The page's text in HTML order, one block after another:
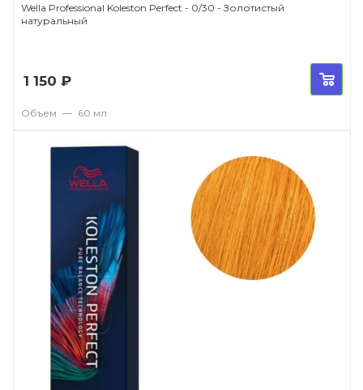
Wella Professional Koleston Perfect - 0/30 - Золотистый
натуральный
1 150 ₽
Объем — 60 мл